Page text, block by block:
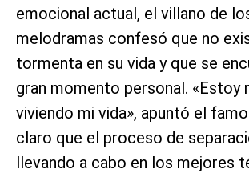
emocional actual, el villano de
melodramas confesó que no
tormenta en su vida y que se
gran momento personal. «Estoy
viviendo mi vida», apuntó el
claro que el proceso de
llevando a cabo en los mejores